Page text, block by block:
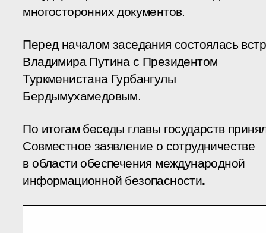
многосторонних документов.
Перед началом заседания состоялась
Владимира Путина с Президентом
Туркменистана Гурбангулы
Бердымухамедовым.
По итогам беседы главы государств
Совместное заявление о сотрудничестве
в области обеспечения международной
информационной безопасности.